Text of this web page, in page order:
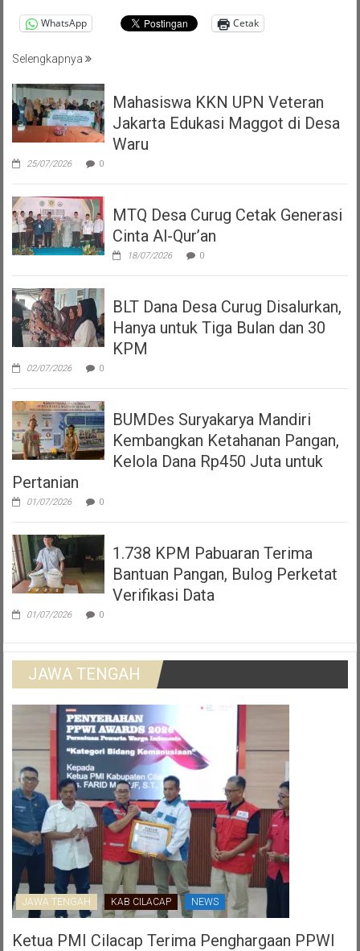
WhatsApp Cetak
Selengkapnya
Mahasiswa KKN UPN Veteran
Jakarta Edukasi Maggot di Desa
Waru
25/07/2026 0
MTQ Desa Curug Cetak Generasi
Cinta Al-Qur’an
18/07/2026 0
BLT Dana Desa Curug Disalurkan,
Hanya untuk Tiga Bulan dan 30
KPM
02/07/2026 0
BUMDes Suryakarya Mandiri
Kembangkan Ketahanan Pangan,
Kelola Dana Rp450 Juta untuk
Pertanian
01/07/2026 0
1.738 KPM Pabuaran Terima
Bantuan Pangan, Bulog Perketat
Verifikasi Data
01/07/2026 0
JAWA TENGAH
JAWA TENGAH KAB CILACAP NEWS
Ketua PMI Cilacap Terima Penghargaan PPWI